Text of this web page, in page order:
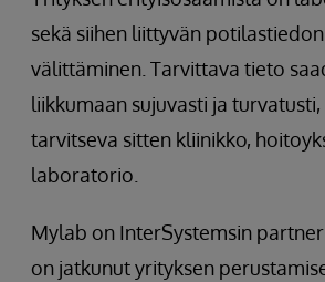
sekä siihen liittyvän
välittäminen. Tarvittava tieto
liikkumaan sujuvasti ja
tarvitseva sitten kliinikko,
laboratorio.
Mylab on InterSystemsin
on jatkunut yrityksen